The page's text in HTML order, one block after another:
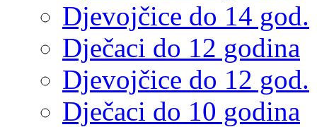
Djevojčice do 14 god.
Dječaci do 12 godina
Djevojčice do 12 god.
Dječaci do 10 godina